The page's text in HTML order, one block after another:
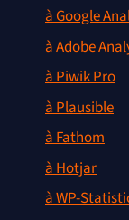
à Google
à Adobe
à Piwik Pro
à Plausible
à Fathom
à Hotjar
à WP-